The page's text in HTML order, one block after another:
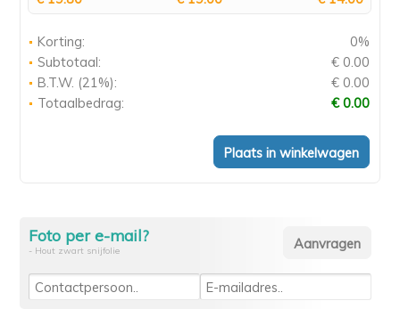
Korting:
0%
Subtotaal:
€ 0.00
B.T.W. (21%):
€ 0.00
Totaalbedrag:
€ 0.00
Foto per e-mail?
- Hout zwart snijfolie